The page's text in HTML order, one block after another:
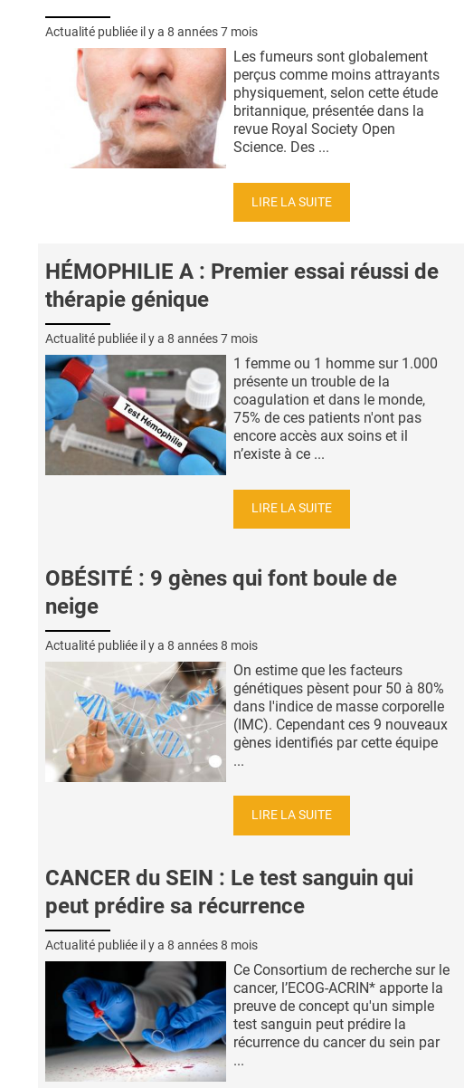
Actualité publiée il y a 8 années 7 mois
Les fumeurs sont globalement
perçus comme moins attrayants
physiquement, selon cette étude
britannique, présentée dans la
revue Royal Society Open
Science. Des ...
LIRE LA SUITE
HÉMOPHILIE A : Premier essai réussi de
thérapie génique
Actualité publiée il y a 8 années 7 mois
1 femme ou 1 homme sur 1.000
présente un trouble de la
coagulation et dans le monde,
75% de ces patients n'ont pas
encore accès aux soins et il
n’existe à ce ...
LIRE LA SUITE
OBÉSITÉ : 9 gènes qui font boule de
neige
Actualité publiée il y a 8 années 8 mois
On estime que les facteurs
génétiques pèsent pour 50 à 80%
dans l'indice de masse corporelle
(IMC). Cependant ces 9 nouveaux
gènes identifiés par cette équipe
...
LIRE LA SUITE
CANCER du SEIN : Le test sanguin qui
peut prédire sa récurrence
Actualité publiée il y a 8 années 8 mois
Ce Consortium de recherche sur le
cancer, l’ECOG-ACRIN* apporte la
preuve de concept qu'un simple
test sanguin peut prédire la
récurrence du cancer du sein par
...